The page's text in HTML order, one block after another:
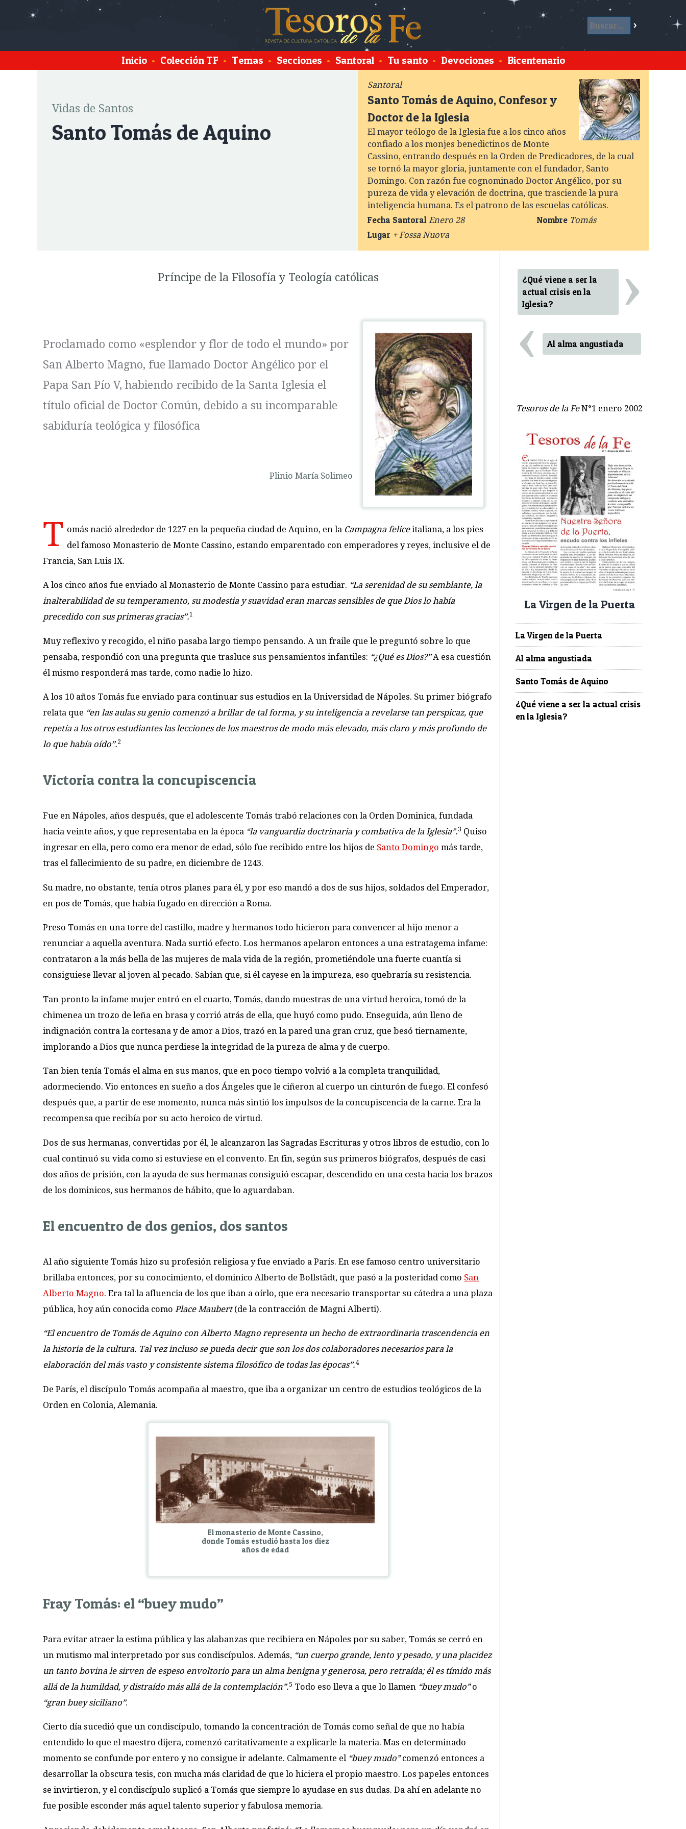
Inicio • Colección TF • Temas • Secciones • Santoral • Tu santo • Devociones • Bicentenario
Santoral
Santo Tomás de Aquino, Confesor y
Doctor de la Iglesia
El mayor teólogo de la Iglesia fue a los cinco años
confiado a los monjes benedictinos de Monte
Cassino, entrando después en la Orden de Predicadores, de la cual
se tornó la mayor gloria, juntamente con el fundador, Santo
Domingo. Con razón fue cognominado Doctor Angélico, por su
pureza de vida y elevación de doctrina, que trasciende la pura
inteligencia humana. Es el patrono de las escuelas católicas.
Fecha Santoral Enero 28 Nombre Tomás
Lugar + Fossa Nuova
Vidas de Santos
Santo Tomás de Aquino
Príncipe de la Filosofía y Teología católicas
Proclamado como «esplendor y flor de todo el mundo» por
San Alberto Magno, fue llamado Doctor Angélico por el
Papa San Pío V, habiendo recibido de la Santa Iglesia el
título oficial de Doctor Común, debido a su incomparable
sabiduría teológica y filosófica
Plinio María Solimeo
T omás nació alrededor de 1227 en la pequeña ciudad de Aquino, en la Campagna feliceitaliana, a los pies
del famoso Monasterio de Monte Cassino, estando emparentado con emperadores y reyes, inclusive el de
Francia, San Luis IX.
A los cinco años fue enviado al Monasterio de Monte Cassino para estudiar. “La serenidad de su semblante, la
inalterabilidad de su temperamento, su modestia y suavidad eran marcas sensibles de que Dios lo había
precedido con sus primeras gracias”.1
Muy reflexivo y recogido, el niño pasaba largo tiempo pensando. A un fraile que le preguntó sobre lo que
pensaba, respondió con una pregunta que trasluce sus pensamientos infantiles: “¿Qué es Dios?”A esa cuestión
él mismo responderá mas tarde, como nadie lo hizo.
A los 10 años Tomás fue enviado para continuar sus estudios en la Universidad de Nápoles. Su primer biógrafo
relata que “en las aulas su genio comenzó a brillar de tal forma, y su inteligencia a revelarse tan perspicaz, que
repetía a los otros estudiantes las lecciones de los maestros de modo más elevado, más claro y más profundo de
lo que había oído”.2
Victoria contra la concupiscencia
Fue en Nápoles, años después, que el adolescente Tomás trabó relaciones con la Orden Dominica, fundada
hacia veinte años, y que representaba en la época “la vanguardia doctrinaria y combativa de la Iglesia”.3 Quiso
ingresar en ella, pero como era menor de edad, sólo fue recibido entre los hijos de Santo Domingo más tarde,
tras el fallecimiento de su padre, en diciembre de 1243.
Su madre, no obstante, tenía otros planes para él, y por eso mandó a dos de sus hijos, soldados del Emperador,
en pos de Tomás, que había fugado en dirección a Roma.
Preso Tomás en una torre del castillo, madre y hermanos todo hicieron para convencer al hijo menor a
renunciar a aquella aventura. Nada surtió efecto. Los hermanos apelaron entonces a una estratagema infame:
contrataron a la más bella de las mujeres de mala vida de la región, prometiéndole una fuerte cuantía si
consiguiese llevar al joven al pecado. Sabían que, si él cayese en la impureza, eso quebraría su resistencia.
Tan pronto la infame mujer entró en el cuarto, Tomás, dando muestras de una virtud heroica, tomó de la
chimenea un trozo de leña en brasa y corrió atrás de ella, que huyó como pudo. Enseguida, aún lleno de
indignación contra la cortesana y de amor a Dios, trazó en la pared una gran cruz, que besó tiernamente,
implorando a Dios que nunca perdiese la integridad de la pureza de alma y de cuerpo.
Tan bien tenía Tomás el alma en sus manos, que en poco tiempo volvió a la completa tranquilidad,
adormeciendo. Vio entonces en sueño a dos Ángeles que le ciñeron al cuerpo un cinturón de fuego. El confesó
después que, a partir de ese momento, nunca más sintió los impulsos de la concupiscencia de la carne. Era la
recompensa que recibía por su acto heroico de virtud.
Dos de sus hermanas, convertidas por él, le alcanzaron las Sagradas Escrituras y otros libros de estudio, con lo
cual continuó su vida como si estuviese en el convento. En fin, según sus primeros biógrafos, después de casi
dos años de prisión, con la ayuda de sus hermanas consiguió escapar, descendido en una cesta hacia los brazos
de los dominicos, sus hermanos de hábito, que lo aguardaban.
El encuentro de dos genios, dos santos
Al año siguiente Tomás hizo su profesión religiosa y fue enviado a París. En ese famoso centro universitario
brillaba entonces, por su conocimiento, el dominico Alberto de Bollstädt, que pasó a la posteridad como San
Alberto Magno. Era tal la afluencia de los que iban a oírlo, que era necesario transportar su cátedra a una plaza
pública, hoy aún conocida como Place Maubert(de la contracción de Magni Alberti).
“El encuentro de Tomás de Aquino con Alberto Magno representa un hecho de extraordinaria trascendencia en
la historia de la cultura. Tal vez incluso se pueda decir que son los dos colaboradores necesarios para la
elaboración del más vasto y consistente sistema filosófico de todas las épocas”.4
De París, el discípulo Tomás acompaña al maestro, que iba a organizar un centro de estudios teológicos de la
Orden en Colonia, Alemania.
El monasterio de Monte Cassino,
donde Tomás estudió hasta los diez
años de edad
Fray Tomás: el “buey mudo”
Para evitar atraer la estima pública y las alabanzas que recibiera en Nápoles por su saber, Tomás se cerró en
un mutismo mal interpretado por sus condiscípulos. Además, “un cuerpo grande, lento y pesado, y una placidez
un tanto bovina le sirven de espeso envoltorio para un alma benigna y generosa, pero retraída; él es tímido más
allá de la humildad, y distraído más allá de la contemplación”.5 Todo eso lleva a que lo llamen “buey mudo”o
“gran buey siciliano”.
Cierto día sucedió que un condiscípulo, tomando la concentración de Tomás como señal de que no había
entendido lo que el maestro dijera, comenzó caritativamente a explicarle la materia. Mas en determinado
momento se confunde por entero y no consigue ir adelante. Calmamente el “buey mudo”comenzó entonces a
desarrollar la obscura tesis, con mucha más claridad de que lo hiciera el propio maestro. Los papeles entonces
se invirtieron, y el condiscípulo suplicó a Tomás que siempre lo ayudase en sus dudas. Da ahí en adelante no
fue posible esconder más aquel talento superior y fabulosa memoria.
¿Qué viene a ser la
actual crisis en la
Iglesia?
›
‹ Al alma angustiada
Tesoros de la FeN°1 enero 2002
La Virgen de la Puerta
La Virgen de la Puerta
Al alma angustiada
Santo Tomás de Aquino
¿Qué viene a ser la actual crisis
en la Iglesia?